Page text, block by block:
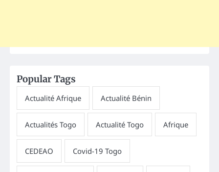
Popular Tags